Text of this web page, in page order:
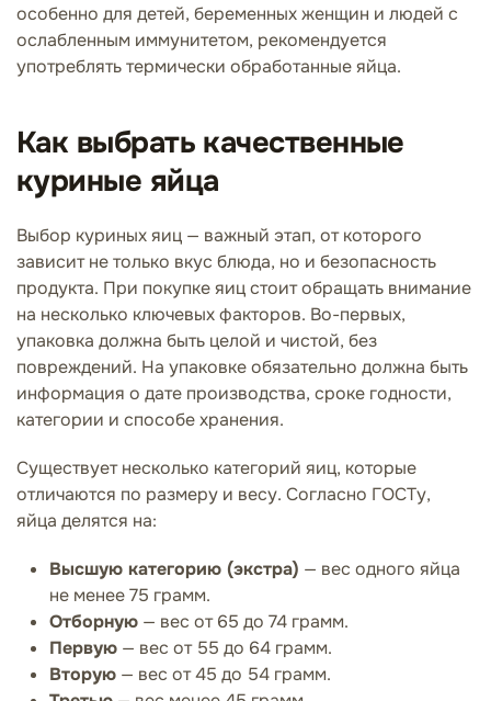
особенно для детей, беременных женщин и людей с
ослабленным иммунитетом, рекомендуется
употреблять термически обработанные яйца.
Как выбрать качественные
куриные яйца
Выбор куриных яиц — важный этап, от которого
зависит не только вкус блюда, но и безопасность
продукта. При покупке яиц стоит обращать внимание
на несколько ключевых факторов. Во-первых,
упаковка должна быть целой и чистой, без
повреждений. На упаковке обязательно должна быть
информация о дате производства, сроке годности,
категории и способе хранения.
Существует несколько категорий яиц, которые
отличаются по размеру и весу. Согласно ГОСТу,
яйца делятся на:
Высшую категорию (экстра) — вес одного яйца
не менее 75 грамм.
Отборную — вес от 65 до 74 грамм.
Первую — вес от 55 до 64 грамм.
Вторую — вес от 45 до 54 грамм.